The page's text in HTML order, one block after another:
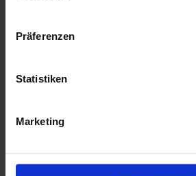
Präferenzen
Statistiken
Marketing
Fax: +499841689082